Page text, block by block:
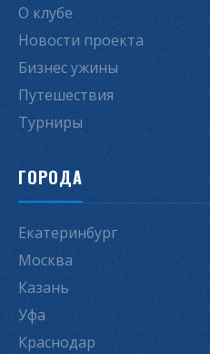
О клубе
Новости проекта
Бизнес ужины
Путешествия
Турниры
ГОРОДА
Екатеринбург
Москва
Казань
Уфа
Краснодар